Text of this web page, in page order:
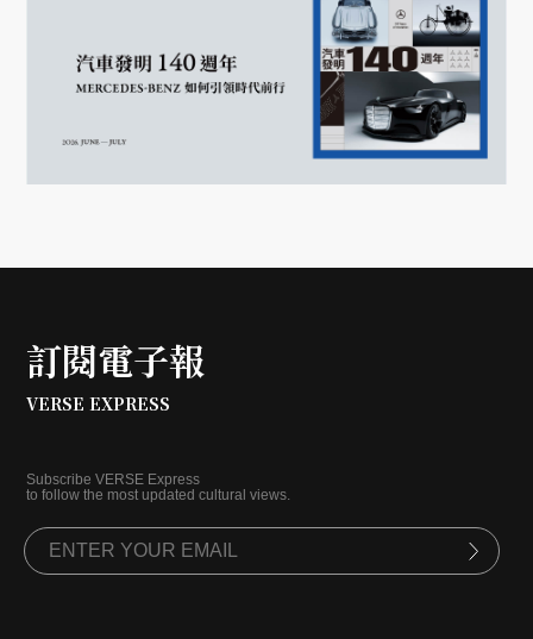
訂閱電子報
VERSE EXPRESS
Subscribe VERSE Express
to follow the most updated cultural views.